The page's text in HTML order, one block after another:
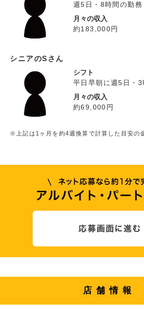
週5日・8時間の勤務
月々の収入
約183,000円
シニアのSさん
シフト
平日早朝に週5日・3
月々の収入
約69,000円
※上記は1ヶ月を約4週換算で計算した目安の
店舗情報